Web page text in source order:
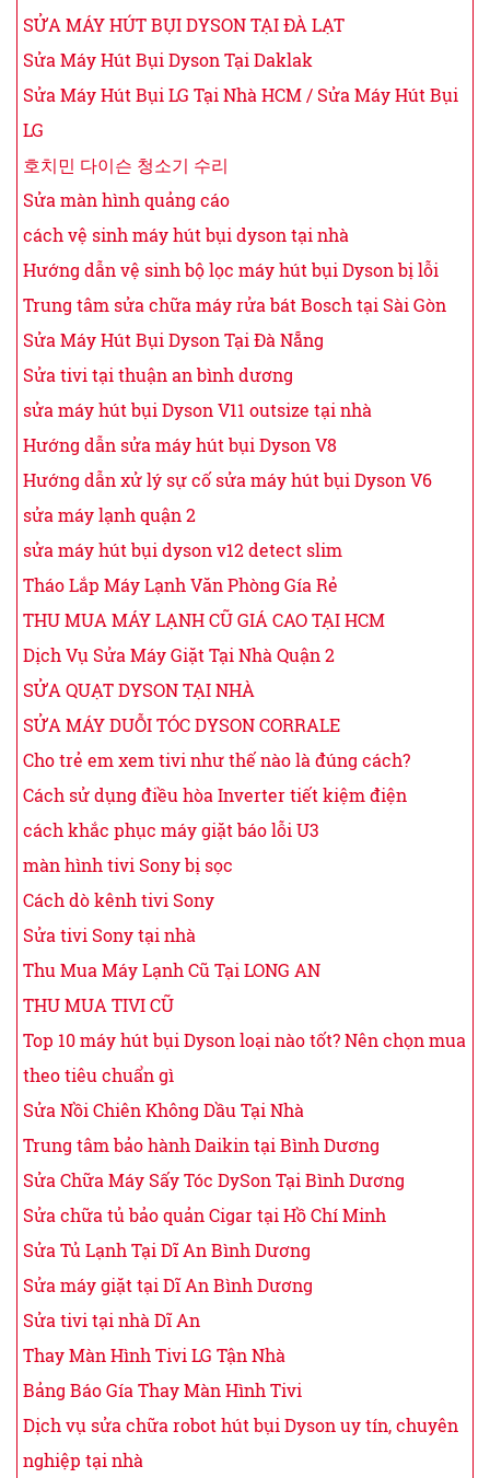
SỬA MÁY HÚT BỤI DYSON TẠI ĐÀ LẠT
Sửa Máy Hút Bụi Dyson Tại Daklak
Sửa Máy Hút Bụi LG Tại Nhà HCM / Sửa Máy Hút Bụi
LG
호치민 다이슨 청소기 수리
Sửa màn hình quảng cáo
cách vệ sinh máy hút bụi dyson tại nhà
Hướng dẫn vệ sinh bộ lọc máy hút bụi Dyson bị lỗi
Trung tâm sửa chữa máy rửa bát Bosch tại Sài Gòn
Sửa Máy Hút Bụi Dyson Tại Đà Nẵng
Sửa tivi tại thuận an bình dương
sửa máy hút bụi Dyson V11 outsize tại nhà
Hướng dẫn sửa máy hút bụi Dyson V8
Hướng dẫn xử lý sự cố sửa máy hút bụi Dyson V6
sửa máy lạnh quận 2
sửa máy hút bụi dyson v12 detect slim
Tháo Lắp Máy Lạnh Văn Phòng Gía Rẻ
THU MUA MÁY LẠNH CŨ GIÁ CAO TẠI HCM
Dịch Vụ Sửa Máy Giặt Tại Nhà Quận 2
SỬA QUẠT DYSON TẠI NHÀ
SỬA MÁY DUỖI TÓC DYSON CORRALE
Cho trẻ em xem tivi như thế nào là đúng cách?
Cách sử dụng điều hòa Inverter tiết kiệm điện
cách khắc phục máy giặt báo lỗi U3
màn hình tivi Sony bị sọc
Cách dò kênh tivi Sony
Sửa tivi Sony tại nhà
Thu Mua Máy Lạnh Cũ Tại LONG AN
THU MUA TIVI CŨ
Top 10 máy hút bụi Dyson loại nào tốt? Nên chọn mua
theo tiêu chuẩn gì
Sửa Nồi Chiên Không Dầu Tại Nhà
Trung tâm bảo hành Daikin tại Bình Dương
Sửa Chữa Máy Sấy Tóc DySon Tại Bình Dương
Sửa chữa tủ bảo quản Cigar tại Hồ Chí Minh
Sửa Tủ Lạnh Tại Dĩ An Bình Dương
Sửa máy giặt tại Dĩ An Bình Dương
Sửa tivi tại nhà Dĩ An
Thay Màn Hình Tivi LG Tận Nhà
Bảng Báo Gía Thay Màn Hình Tivi
Dịch vụ sửa chữa robot hút bụi Dyson uy tín, chuyên
nghiệp tại nhà